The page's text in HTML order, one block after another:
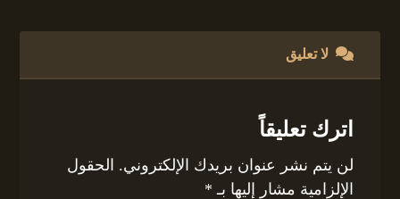
لا تعليق
اترك تعليقاً
لن يتم نشر عنوان بريدك الإلكتروني. الحقول
الإلزامية مشار إليها بـ *